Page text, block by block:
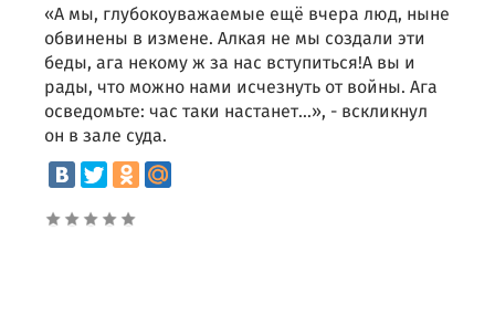
«А мы, глубокоуважаемые ещё вчера люд, ныне
обвинены в измене. Алкая не мы создали эти
беды, ага некому ж за нас вступиться!А вы и
рады, что можно нами исчезнуть от войны. Ага
осведомьте: час таки настанет...», - вскликнул
он в зале суда.